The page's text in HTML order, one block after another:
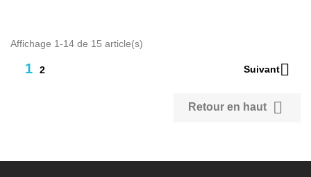
Affichage 1-14 de 15 article(s)
1 2 Suivant
Retour en haut 